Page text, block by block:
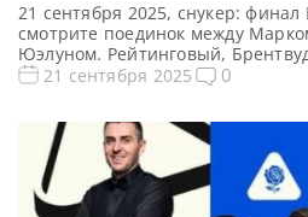
21 сентября 2025, снукер:
смотрите поединок между
Юэлуном. Рейтинговый,
чемпион: Нил Робертсон Финал
трансляции 1/2 финала
Open по снукеру вы можете на
Play, […]
21 сентября 2025 0